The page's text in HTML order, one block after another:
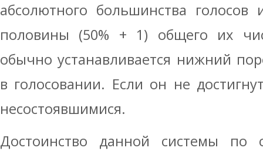
абсолютного большинства голосов
половины (50% + 1) общего их
обычно устанавливается нижний
в голосовании. Если он не
несостоявшимися.
Достоинство данной системы по